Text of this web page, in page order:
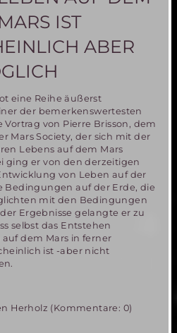
MARS IST
ABER
eine Reihe äußerst
der bemerkenswertesten
von Pierre Brisson, dem
Mars Society, der sich mit der
Lebens auf dem Mars
ging er von den derzeitigen
von Leben auf der
Bedingungen auf der Erde, die
mit den Bedingungen
Ergebnisse gelangte er zu
selbst das Entstehen
dem Mars in ferner
ist -aber nicht
Herholz (Kommentare: 0)